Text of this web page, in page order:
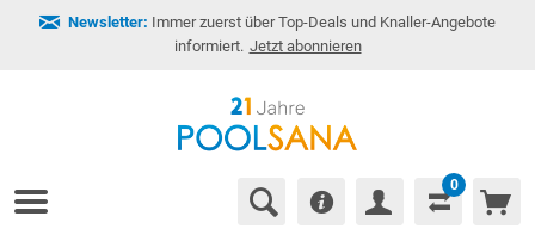
Newsletter: Immer zuerst über Top-Deals und Knaller-Angebote
informiert. Jetzt abonnieren
0